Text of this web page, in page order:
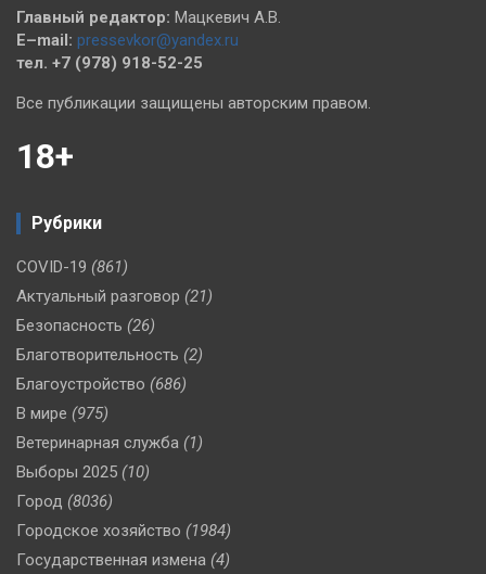
Главный редактор: Мацкевич А.В.
E–mail: pressevkor@yandex.ru
тел. +7 (978) 918-52-25
Все публикации защищены авторским правом.
18+
Рубрики
COVID-19 (861)
Актуальный разговор (21)
Безопасность (26)
Благотворительность (2)
Благоустройство (686)
В мире (975)
Ветеринарная служба (1)
Выборы 2025 (10)
Город (8036)
Городское хозяйство (1984)
Государственная измена (4)